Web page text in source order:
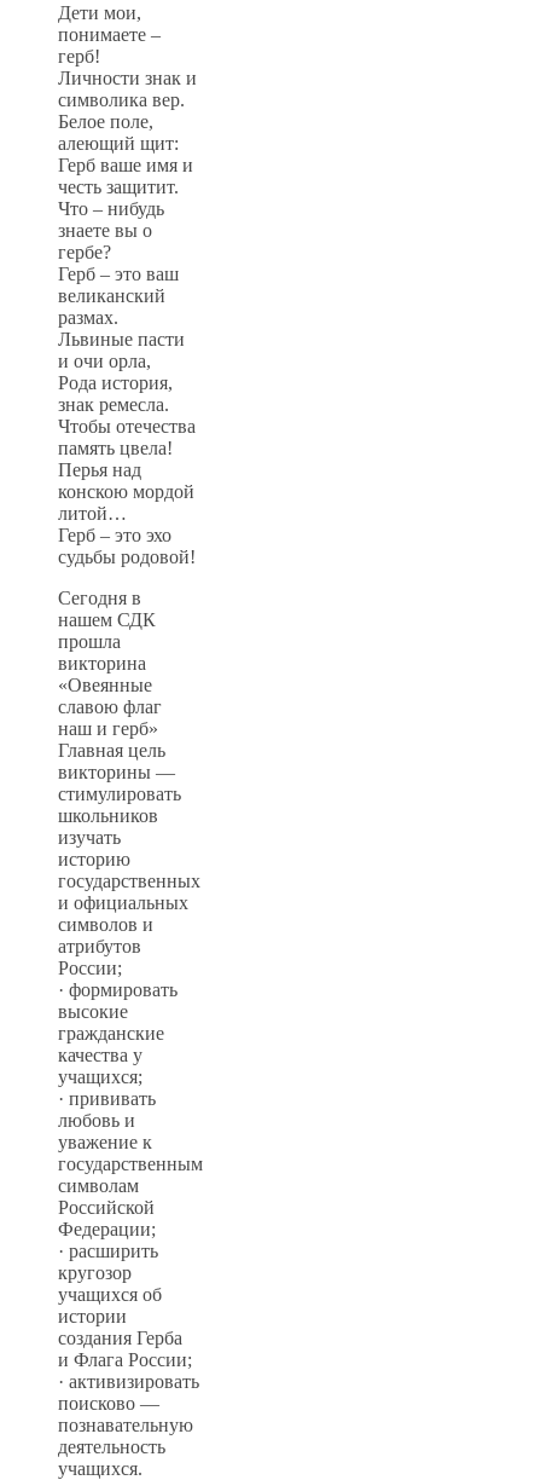
Дети мои,
понимаете –
герб!
Личности знак и
символика вер.
Белое поле,
алеющий щит:
Герб ваше имя и
честь защитит.
Что – нибудь
знаете вы о
гербе?
Герб – это ваш
великанский
размах.
Львиные пасти
и очи орла,
Рода история,
знак ремесла.
Чтобы отечества
память цвела!
Перья над
конскою мордой
литой…
Герб – это эхо
судьбы родовой!
Сегодня в
нашем СДК
прошла
викторина
«Овеянные
славою флаг
наш и герб»
Главная цель
викторины —
стимулировать
школьников
изучать
историю
государственных
и официальных
символов и
атрибутов
России;
· формировать
высокие
гражданские
качества у
учащихся;
· прививать
любовь и
уважение к
государственным
символам
Российской
Федерации;
· расширить
кругозор
учащихся об
истории
создания Герба
и Флага России;
· активизировать
поисково —
познавательную
деятельность
учащихся.